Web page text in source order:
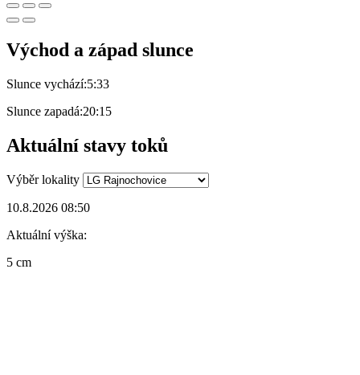
Východ a západ slunce
Slunce vychází:5:33
Slunce zapadá:20:15
Aktuální stavy toků
Výběr lokality
10.8.2026 08:50
Aktuální výška:
5 cm